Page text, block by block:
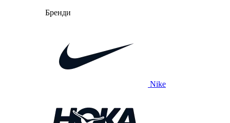
Бренди
Nike